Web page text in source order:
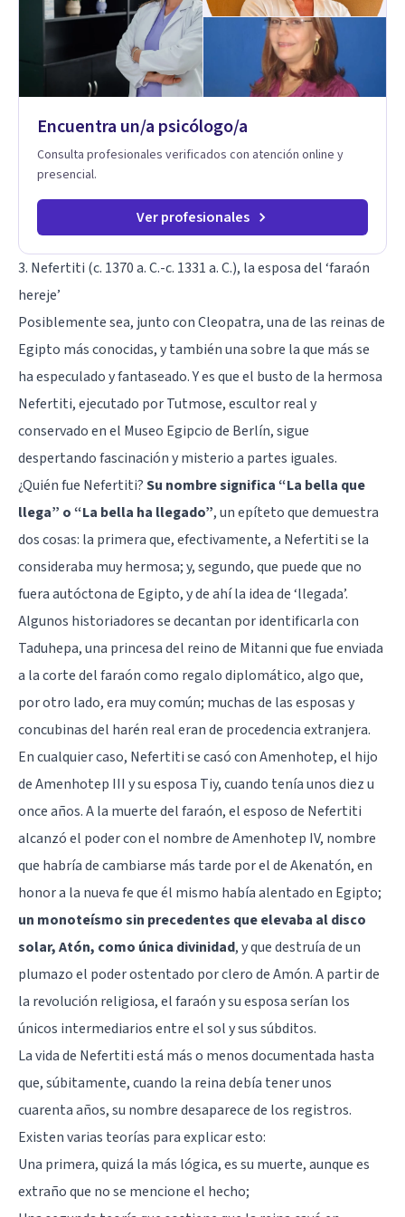
proceso terapéutico es único y requiere una mirada
personalizada.
Encuentra un/a psicólogo/a
Consulta profesionales verificados con atención online y
presencial.
Ver profesionales
3. Nefertiti (c. 1370 a. C.-c. 1331 a. C.), la esposa del ‘faraón
hereje’
Posiblemente sea, junto con Cleopatra, una de las reinas de
Egipto más conocidas, y también una sobre la que más se
ha especulado y fantaseado. Y es que el busto de la hermosa
Nefertiti, ejecutado por Tutmose, escultor real y
conservado en el Museo Egipcio de Berlín, sigue
despertando fascinación y misterio a partes iguales.
¿Quién fue Nefertiti?Su nombre significa “La bella que
llega” o “La bella ha llegado”, un epíteto que demuestra
dos cosas: la primera que, efectivamente, a Nefertiti se la
consideraba muy hermosa; y, segundo, que puede que no
fuera autóctona de Egipto, y de ahí la idea de ‘llegada’.
Algunos historiadores se decantan por identificarla con
Taduhepa, una princesa del reino de Mitanni que fue enviada
a la corte del faraón como regalo diplomático, algo que,
por otro lado, era muy común; muchas de las esposas y
concubinas del harén real eran de procedencia extranjera.
En cualquier caso, Nefertiti se casó con Amenhotep, el hijo
de Amenhotep III y su esposa Tiy, cuando tenía unos diez u
once años. A la muerte del faraón, el esposo de Nefertiti
alcanzó el poder con el nombre de Amenhotep IV, nombre
que habría de cambiarse más tarde por el deAkenatón, en
honor a la nueva fe que él mismo había alentado en Egipto;
un monoteísmo sin precedentes que elevaba al disco
solar, Atón, como única divinidad, y que destruía de un
plumazo el poder ostentado por clero de Amón. A partir de
la revolución religiosa, el faraón y su esposa serían los
únicos intermediarios entre el sol y sus súbditos.
La vida de Nefertiti está más o menos documentada hasta
que, súbitamente, cuando la reina debía tener unos
cuarenta años, su nombre desaparece de los registros.
Existen varias teorías para explicar esto:
Una primera, quizá la más lógica, es su muerte, aunque es
extraño que no se mencione el hecho;